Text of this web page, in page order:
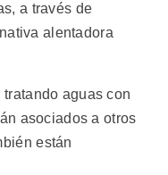
a través de
alentadora
tratando aguas con
asociados a otros
están